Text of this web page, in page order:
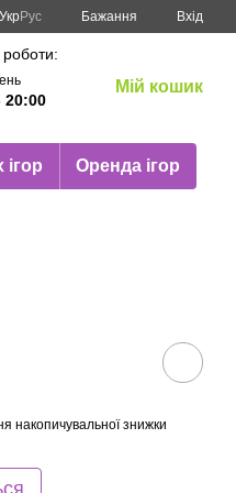
УкрРус Бажання Вхід
роботи:
20:00
Мій кошик
ігор Оренда ігор
накопичувальної знижки